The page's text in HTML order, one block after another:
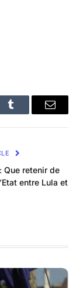
Tumblr Email
Que retenir de
entre Lula et